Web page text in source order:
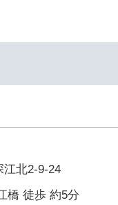
江北2-9-24
橋 徒歩 約5分